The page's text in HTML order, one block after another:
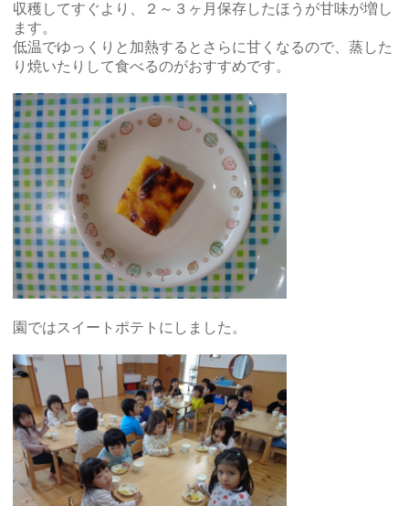
収穫してすぐより、２～３ヶ月保存したほうが甘味が増し
ます。
低温でゆっくりと加熱するとさらに甘くなるので、蒸した
り焼いたりして食べるのがおすすめです。
園ではスイートポテトにしました。